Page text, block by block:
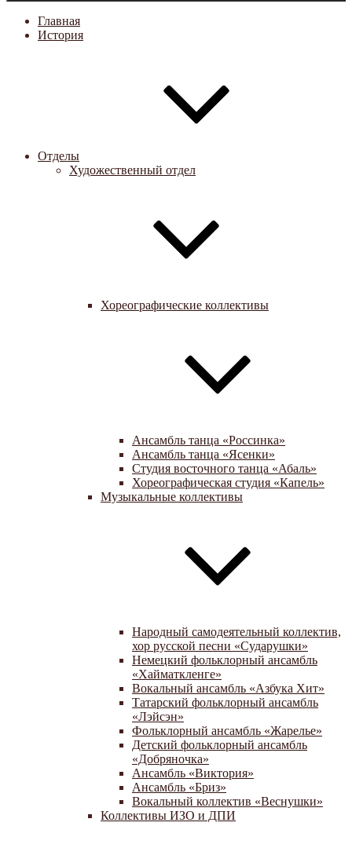
Главная
История
Отделы
Художественный отдел
Хореографические коллективы
Ансамбль танца «Россинка»
Ансамбль танца «Ясенки»
Студия восточного танца «Абаль»
Хореографическая студия «Капель»
Музыкальные коллективы
Народный самодеятельный коллектив,
хор русской песни «Сударушки»
Немецкий фольклорный ансамбль
«Хайматкленге»
Вокальный ансамбль «Азбука Хит»
Татарский фольклорный ансамбль
«Лэйсэн»
Фольклорный ансамбль «Жарелье»
Детский фольклорный ансамбль
«Добряночка»
Ансамбль «Виктория»
Ансамбль «Бриз»
Вокальный коллектив «Веснушки»
Коллективы ИЗО и ДПИ